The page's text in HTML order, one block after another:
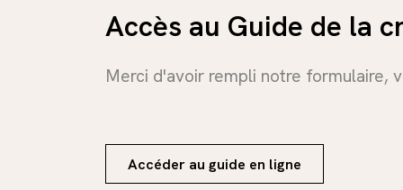
Accès au Guide de la
Merci d'avoir rempli notre formulaire,
Accéder au guide en ligne